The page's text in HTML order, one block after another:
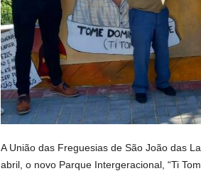
A União das Freguesias de São João das
abril, o novo Parque Intergeracional, “Ti